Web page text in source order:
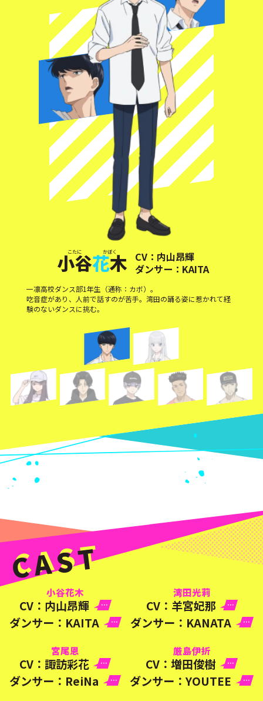
小谷花木 CV： 内山昂輝
ダンサー： KAITA
一凛高校ダンス部1年生（通称：カボ）。
吃音症があり、人前で話すのが苦手。湾田の踊る姿に惹かれて経
験のないダンスに挑む。
CAST
小谷花木
CV： 内山昂輝
ダンサー： KAITA
湾田光莉
CV： 羊宮妃那
ダンサー： KANATA
宮尾恩
CV： 諏訪彩花
ダンサー： ReiNa
厳島伊折
CV：増田俊樹
ダンサー：YOUTEE